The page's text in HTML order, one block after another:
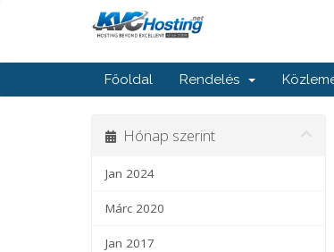
Főoldal Rendelés
Hónap szerint
Jan 2024
Márc 2020
Jan 2017